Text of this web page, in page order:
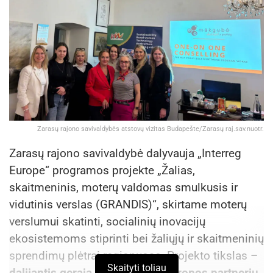
Zarasų rajono savivaldybės atstovų vizitas Budapešte/Zarasų raj.sav.nuotr.
Zarasų rajono savivaldybė dalyvauja „Interreg
Europe“ programos projekte „Žalias,
skaitmeninis, moterų valdomas smulkusis ir
vidutinis verslas (GRANDIS)“, skirtame moterų
verslumui skatinti, socialinių inovacijų
ekosistemoms stiprinti bei žaliųjų ir skaitmeninių
sprendimų plėtrai regionuose. Projekto tikslas –
Skaityti toliau